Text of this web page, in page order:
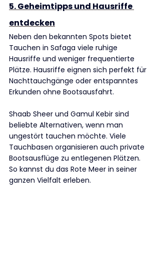
5. Geheimtipps und Hausriffe
entdecken
Neben den bekannten Spots bietet
Tauchen in Safaga viele ruhige
Hausriffe und weniger frequentierte
Plätze. Hausriffe eignen sich perfekt für
Nachttauchgänge oder entspanntes
Erkunden ohne Bootsausfahrt.
Shaab Sheer und Gamul Kebir sind
beliebte Alternativen, wenn man
ungestört tauchen möchte. Viele
Tauchbasen organisieren auch private
Bootsausflüge zu entlegenen Plätzen.
So kannst du das Rote Meer in seiner
ganzen Vielfalt erleben.